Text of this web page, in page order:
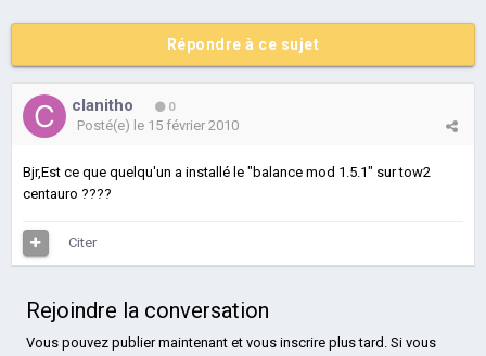
Répondre à ce sujet
clanitho 0
Posté(e) le 15 février 2010
Bjr,Est ce que quelqu'un a installé le "balance mod 1.5.1" sur tow2
centauro ????
Citer
Rejoindre la conversation
Vous pouvez publier maintenant et vous inscrire plus tard. Si vous